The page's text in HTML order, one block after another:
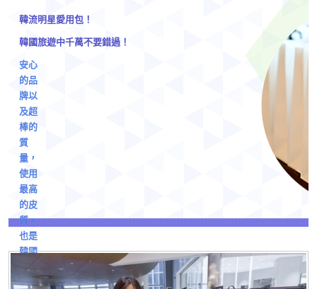
韓流明星愛用包！
韓國旅遊中千萬不要錯過！
安心
的品
牌以
及超
棒的
質
量，
使用
最高
的皮
質。
也是
韓國
明星